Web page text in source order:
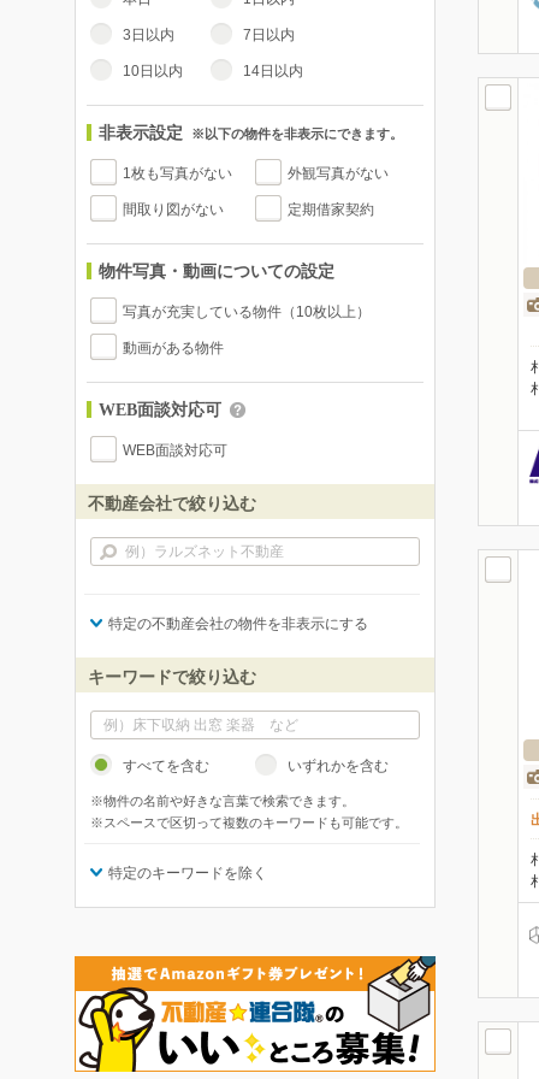
3日以内 7日以内
10日以内 14日以内
非表示設定 ※以下の物件を非表示にできます。
1枚も写真がない 外観写真がない
間取り図がない 定期借家契約
物件写真・動画についての設定
写真が充実している物件（10枚以上）
動画がある物件
WEB面談対応可
WEB面談対応可
不動産会社で絞り込む
特定の不動産会社の物件を非表示にする
キーワードで絞り込む
すべてを含む いずれかを含む
※物件の名前や好きな言葉で検索できます。
※スペースで区切って複数のキーワードも可能です。
特定のキーワードを除く